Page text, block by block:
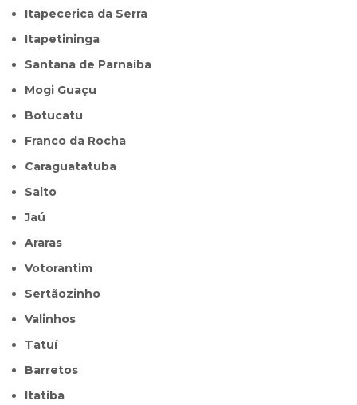
Itapecerica da Serra
Itapetininga
Santana de Parnaíba
Mogi Guaçu
Botucatu
Franco da Rocha
Caraguatatuba
Salto
Jaú
Araras
Votorantim
Sertãozinho
Valinhos
Tatuí
Barretos
Itatiba